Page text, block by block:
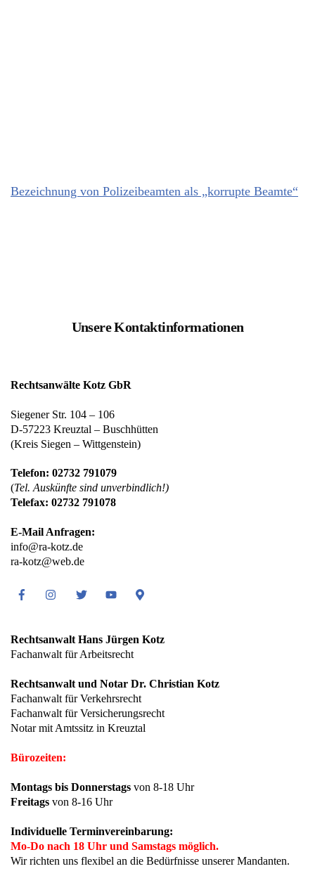
Bezeichnung von Polizeibeamten als „korrupte Beamte“
Unsere Kontaktinformationen
Rechtsanwälte Kotz GbR
Siegener Str. 104 – 106
D-57223 Kreuztal – Buschhütten
(Kreis Siegen – Wittgenstein)
Telefon: 02732 791079
(Tel. Auskünfte sind unverbindlich!)
Telefax: 02732 791078
E-Mail Anfragen:
info@ra-kotz.de
ra-kotz@web.de
FacebookInstagramTwitter Youtube Google
Rechtsanwalt Hans Jürgen Kotz
Fachanwalt für Arbeitsrecht
Rechtsanwalt und Notar Dr. Christian Kotz
Fachanwalt für Verkehrsrecht
Fachanwalt für Versicherungsrecht
Notar mit Amtssitz in Kreuztal
Bürozeiten:
Montags bis Donnerstags von 8-18 Uhr
Freitags von 8-16 Uhr
Individuelle Terminvereinbarung:
Mo-Do nach 18 Uhr und Samstags möglich.
Wir richten uns flexibel an die Bedürfnisse unserer Mandanten.